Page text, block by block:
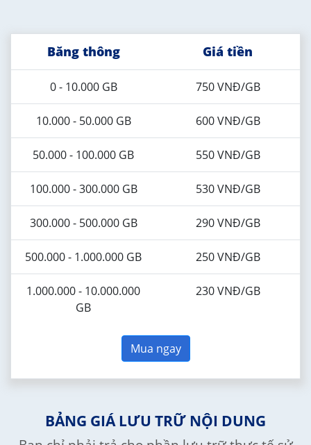
Băng thông Giá tiền
0 - 10.000 GB 750 VNĐ/GB
10.000 - 50.000 GB 600 VNĐ/GB
50.000 - 100.000 GB 550 VNĐ/GB
100.000 - 300.000 GB 530 VNĐ/GB
300.000 - 500.000 GB 290 VNĐ/GB
500.000 - 1.000.000 GB 250 VNĐ/GB
1.000.000 - 10.000.000
GB
230 VNĐ/GB
Mua ngay
BẢNG GIÁ LƯU TRỮ NỘI DUNG